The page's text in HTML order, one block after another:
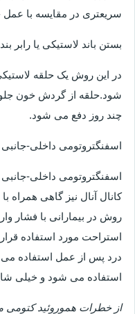
سریعتری در مقایسه با
بستن باند لاستیکی یا رابر بند
در این روش یک حلقه
شود.حلقه از گردش خون
چند روز دفع می شود.
اسفنگتروتومی داخلی-جانبی
اسفنگتروتومی داخلی-
کانال آنال نیز گاهی همراه
روش در بیمارانی با فشار
استراحت مورد استفاده
درد پس از عمل استفاده
استفاده می شود و خیلی
از خطرات هموروئید کتومی